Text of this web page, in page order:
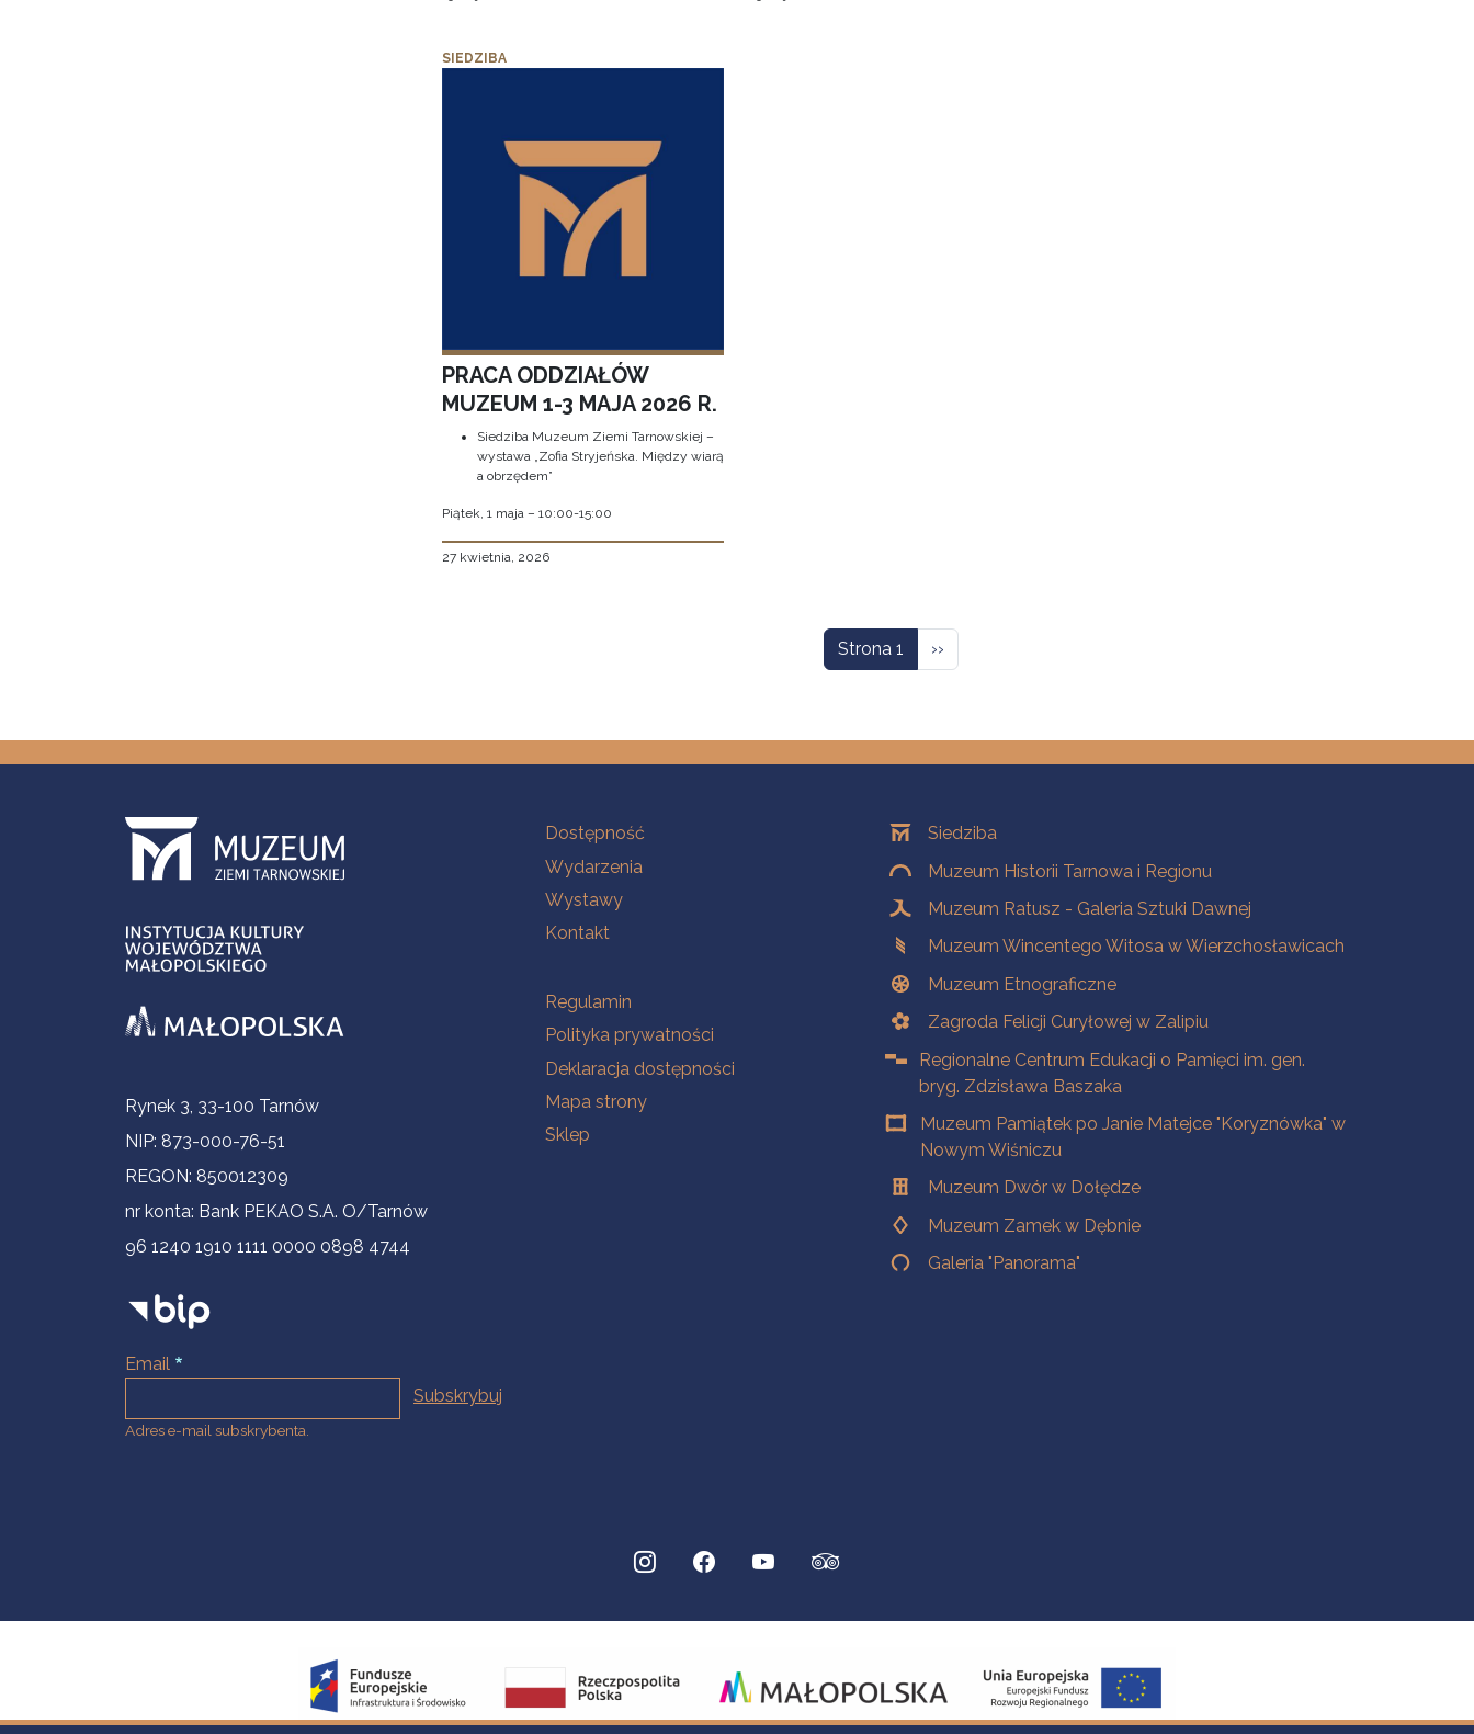
SIEDZIBA
PRACA ODDZIAŁÓW
MUZEUM 1-3 MAJA 2026 R.
Siedziba Muzeum Ziemi Tarnowskiej –
wystawa „Zofia Stryjeńska. Między wiarą
a obrzędem”
Piątek, 1 maja – 10:00-15:00
27 kwietnia, 2026
Strona 1 Następna strona
››
Informacje kontaktowe
Rynek 3, 33-100 Tarnów
NIP: 873-000-76-51
REGON: 850012309
nr konta: Bank PEKAO S.A. O/Tarnów
96 1240 1910 1111 0000 0898 4744
Email
Adres e-mail subskrybenta.
Na skróty
Dostępność
Wydarzenia
Wystawy
Kontakt
Na skróty
Regulamin
Polityka prywatności
Deklaracja dostępności
Mapa strony
Sklep
OddziałySiedziba
Muzeum Historii Tarnowa i Regionu
Muzeum Ratusz - Galeria Sztuki Dawnej
Muzeum Wincentego Witosa w Wierzchosławicach
Muzeum Etnograficzne
Zagroda Felicji Curyłowej w Zalipiu
Regionalne Centrum Edukacji o Pamięci im. gen.
bryg. Zdzisława Baszaka
Muzeum Pamiątek po Janie Matejce "Koryznówka" w
Nowym Wiśniczu
Muzeum Dwór w Dołędze
Muzeum Zamek w Dębnie
Galeria "Panorama"